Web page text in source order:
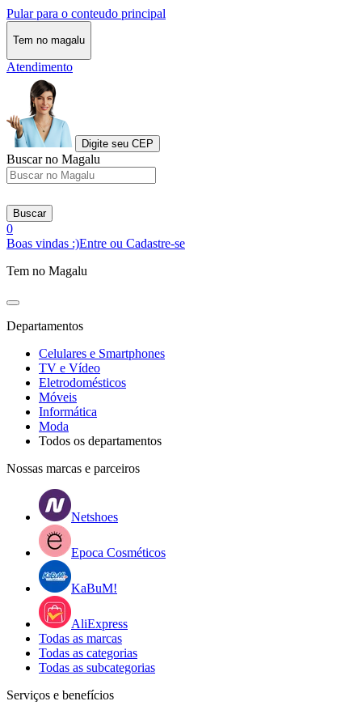
Pular para o conteudo principal
Tem no magalu
Atendimento
Digite seu CEP
Buscar no Magalu
Buscar
0
Boas vindas :)Entre ou Cadastre-se
Tem no Magalu
Departamentos
Celulares e Smartphones
TV e Vídeo
Eletrodomésticos
Móveis
Informática
Moda
Todos os departamentos
Nossas marcas e parceiros
Netshoes
Epoca Cosméticos
KaBuM!
AliExpress
Todas as marcas
Todas as categorias
Todas as subcategorias
Serviços e benefícios